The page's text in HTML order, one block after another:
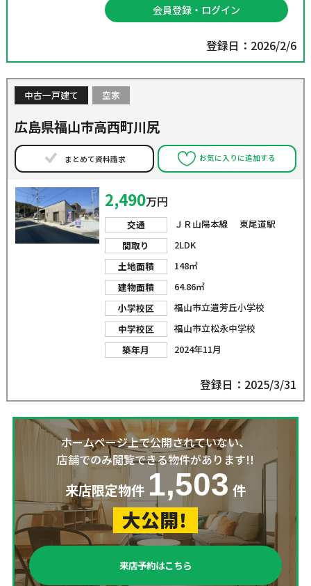
会員登録・ログイン
登録日：2026/2/6
中古一戸建て 空家
広島県福山市高西町川尻
まとめて資料請求 お気に入りに追加する
2,490万円
交通
ＪＲ山陽本線 東尾道駅
間取り
2LDK
土地面積
148㎡
建物面積
64.86㎡
小学校区
福山市立遺芳丘小学校
中学校区
福山市立松永中学校
築年月
2024年11月
登録日：2025/3/31
ホームページ上で公開されていない、
店舗でのみ閲覧できる物件があります!!
来店限定物件 1,503 件
大公開！
来店予約はこちら